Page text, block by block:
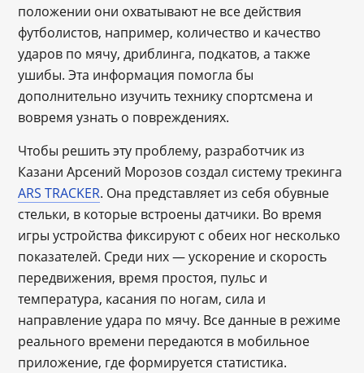
положении они охватывают не все действия
футболистов, например, количество и качество
ударов по мячу, дриблинга, подкатов, а также
ушибы. Эта информация помогла бы
дополнительно изучить технику спортсмена и
вовремя узнать о повреждениях.
Чтобы решить эту проблему, разработчик из
Казани Арсений Морозов создал систему трекинга
ARS TRACKER. Она представляет из себя обувные
стельки, в которые встроены датчики. Во время
игры устройства фиксируют с обеих ног несколько
показателей. Среди них — ускорение и скорость
передвижения, время простоя, пульс и
температура, касания по ногам, сила и
направление удара по мячу. Все данные в режиме
реального времени передаются в мобильное
приложение, где формируется статистика.